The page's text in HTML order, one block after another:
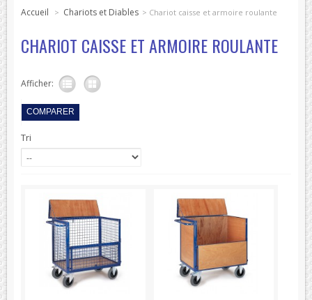
Accueil > Chariots et Diables > Chariot caisse et armoire roulante
CHARIOT CAISSE ET ARMOIRE ROULANTE
Afficher:
Tri